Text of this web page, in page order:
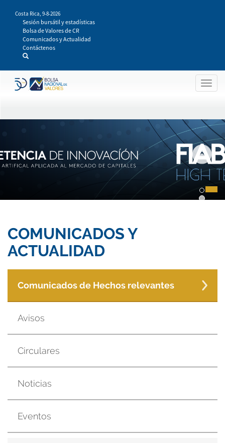
contenido
principal
Costa Rica, 9-8-2026
Sesión bursátil y estadísticas
Bolsa de Valores de CR
Comunicados y Actualidad
Contáctenos
COMUNICADOS Y
ACTUALIDAD
Comunicados de Hechos relevantes
Avisos
Circulares
Noticias
Eventos